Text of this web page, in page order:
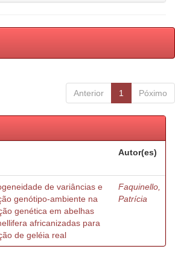
Anterior 1 Póximo
Autor(es)
de variâncias e
genótipo-ambiente na
genética em abelhas
africanizadas para
de geléia real
Faquinello,
Patrícia